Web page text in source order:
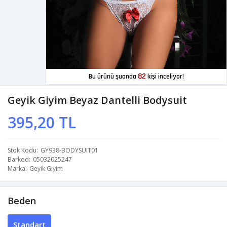
Bu ürünü şuanda 82 kişi inceliyor!
Geyik Giyim Beyaz Dantelli Bodysuit
395,20 TL
Stok Kodu GY938-BODYSUIT01
Barkod 05032025247
Marka Geyik Giyim
Beden
Standart